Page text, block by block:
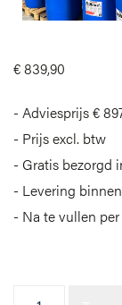
€839,90
Adviesprijs €
Prijs excl. btw
Gratis bezorgd
Levering
Na te vullen